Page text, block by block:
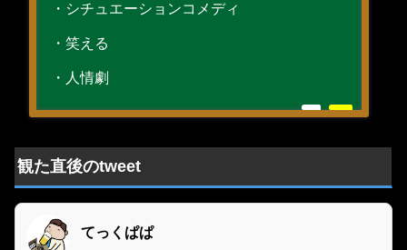
・シチュエーションコメディ
・笑える
・人情劇
観た直後のtweet
てっくぱぱ